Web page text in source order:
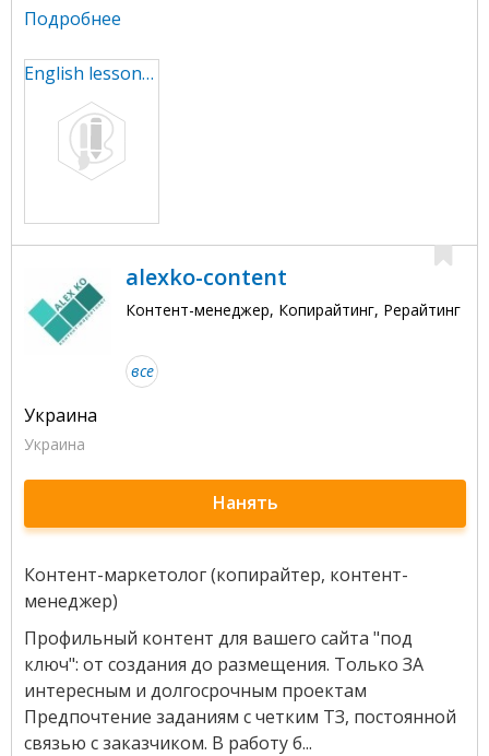
Подробнее
English lessons online
alexko-content
Контент-менеджер, Копирайтинг, Рерайтинг
все
Украина
Украина
Нанять
Контент-маркетолог (копирайтер, контент-
менеджер)
Профильный контент для вашего сайта "под
ключ": от создания до размещения. Только ЗА
интересным и долгосрочным проектам
Предпочтение заданиям с четким ТЗ, постоянной
связью с заказчиком. В работу б...